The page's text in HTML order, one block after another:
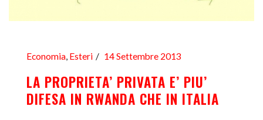
Economia Esteri 14 Settembre 2013
LA PROPRIETA’ PRIVATA E’ PIU’
DIFESA IN RWANDA CHE IN ITALIA